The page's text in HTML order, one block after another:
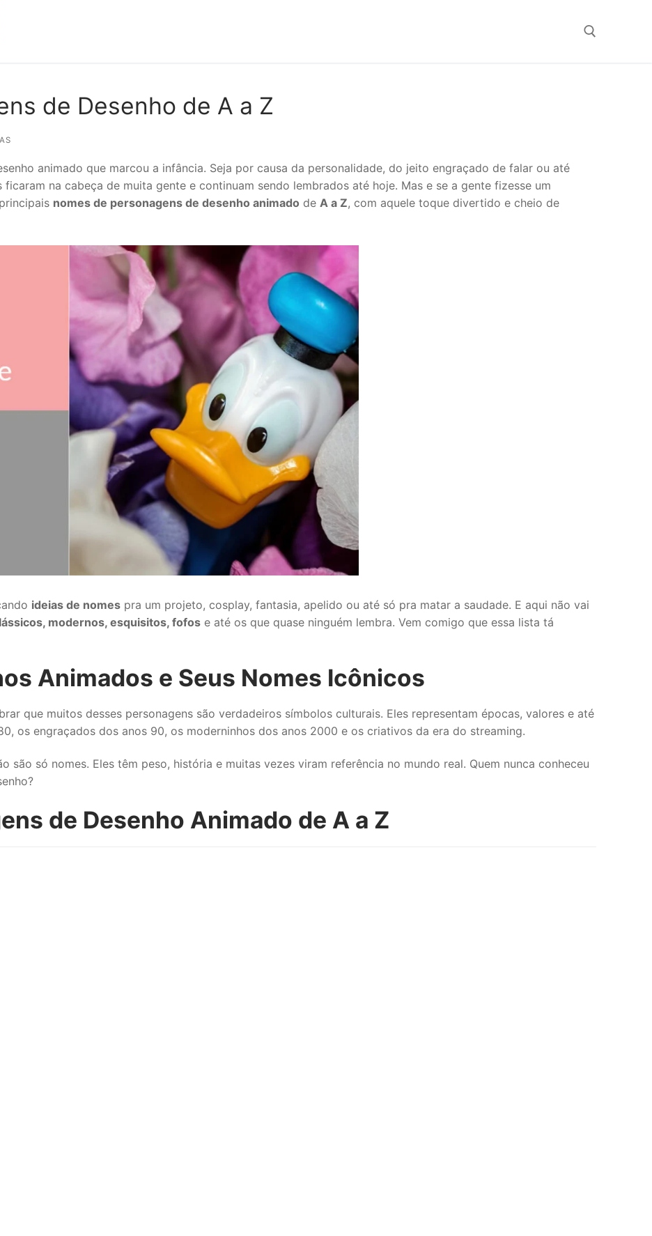
de Desenho de A a Z
animado que marcou a infância. Seja por causa da personalidade, do jeito engraçado de falar ou até
na cabeça de muita gente e continuam sendo lembrados até hoje. Mas e se a gente fizesse um
nomes de personagens de desenho animado de A a Z, com aquele toque divertido e cheio de
ideias de nomes pra um projeto, cosplay, fantasia, apelido ou até só pra matar a saudade. E aqui não vai
modernos, esquisitos, fofos e até os que quase ninguém lembra. Vem comigo que essa lista tá
Animados e Seus Nomes Icônicos
que muitos desses personagens são verdadeiros símbolos culturais. Eles representam épocas, valores e até
os engraçados dos anos 90, os moderninhos dos anos 2000 e os criativos da era do streaming.
são só nomes. Eles têm peso, história e muitas vezes viram referência no mundo real. Quem nunca conheceu
de Desenho Animado de A a Z